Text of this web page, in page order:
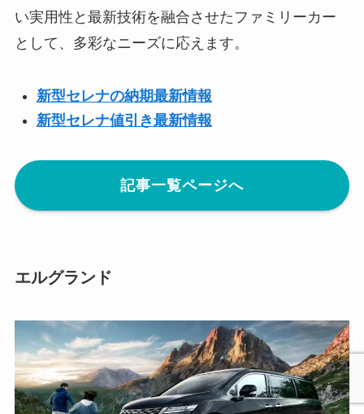
い実用性と最新技術を融合させたファミリーカー
として、多彩なニーズに応えます。
新型セレナの納期最新情報
新型セレナ値引き最新情報
記事一覧ページへ
エルグランド